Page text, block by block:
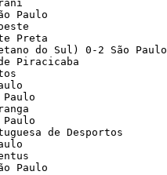
Paulo
Preta
do Sul) 0-2 São
Piracicaba
Paulo
de Desportos
Paulo